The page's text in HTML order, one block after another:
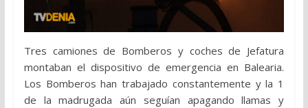
Tres camiones de Bomberos y coches de Jefatura
montaban el dispositivo de emergencia en Balearia.
Los Bomberos han trabajado constantemente y la 1
de la madrugada aún seguían apagando llamas y